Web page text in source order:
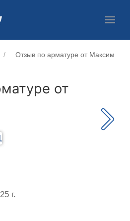
Отзыв по арматуре от Максим
от
г.